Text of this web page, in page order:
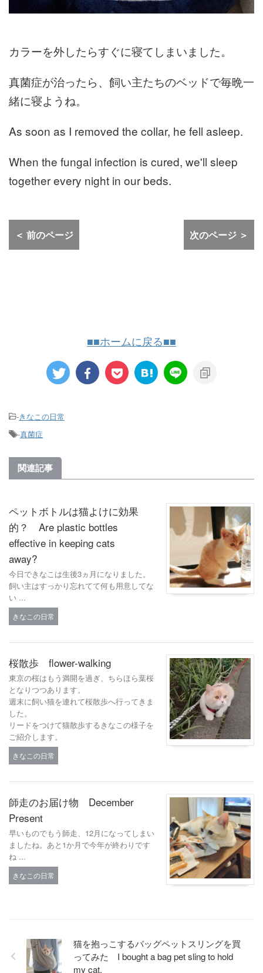
カラーを外したらすぐに寝てしまいました。
真菌症が治ったら、飼い主たちのベッドで毎晩一
緒に寝ようね。
As soon as I removed the collar, he fell asleep.
When the fungal infection is cured, we'll sleep
together every night in our beds.
＜ 前のページ 次のページ ＞
■■ホームに戻る■■
-きなこの日常
-真菌症
関連記事
ペットボトルは猫よけに効果
的？ Are plastic bottles
effective in keeping cats
away?
今日できなこは生後3ヵ月になりました。
飼い主はすっかり忘れてて何も用意してな
い ...
きなこの日常
桜散歩 flower-walking
東京の桜はもう満開を過ぎ、ちらほら葉桜
となりつつあります。
週末に飼い猫を連れて桜散歩へ行ってきま
した。
リードをつけて猫散歩するきなこの様子を
ご紹介します。
きなこの日常
師走のお届け物 December
Present
早いものでもう師走、12月になってしまい
ましたね。あと1か月で今年が終わりです
ね ...
きなこの日常
猫を抱っこするバッグペットスリングを買
ってみた I bought a bag pet sling to hold
my cat.